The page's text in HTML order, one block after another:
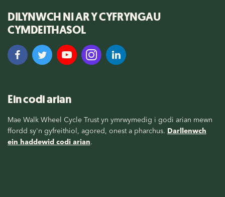
DILYNWCH NI AR Y CYFRYNGAU
CYMDEITHASOL
Ein codi arian
Mae Walk Wheel Cycle Trust yn ymrwymedig i godi arian mewn
ffordd sy'n gyfreithiol, agored, onest a pharchus. Darllenwch
ein haddewid codi arian.